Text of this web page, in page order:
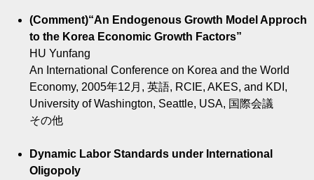
(Comment)“An Endogenous Growth Model Approch
to the Korea Economic Growth Factors”
HU Yunfang
An International Conference on Korea and the World
Economy, 2005年12月, 英語, RCIE, AKES, and KDI,
University of Washington, Seattle, USA, 国際会議
その他
Dynamic Labor Standards under International
Oligopoly